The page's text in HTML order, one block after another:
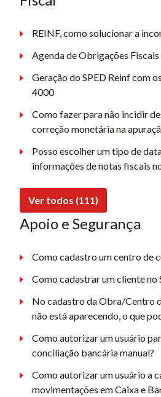
REINF, como solucionar a
Agenda de Obrigações
Geração do SPED Reinf com
4000
Como fazer para não incidir
correção monetária na
Posso escolher um tipo de
informações de notas fiscais
Ver todos (111)
Apoio e Segurança
Como cadastro um centro de
Como cadastrar um cliente no
No cadastro da Obra/Centro
não está aparecendo, o que
Como autorizar um usuário
conciliação bancária manual?
Como autorizar um usuário a
movimentações em Caixa e